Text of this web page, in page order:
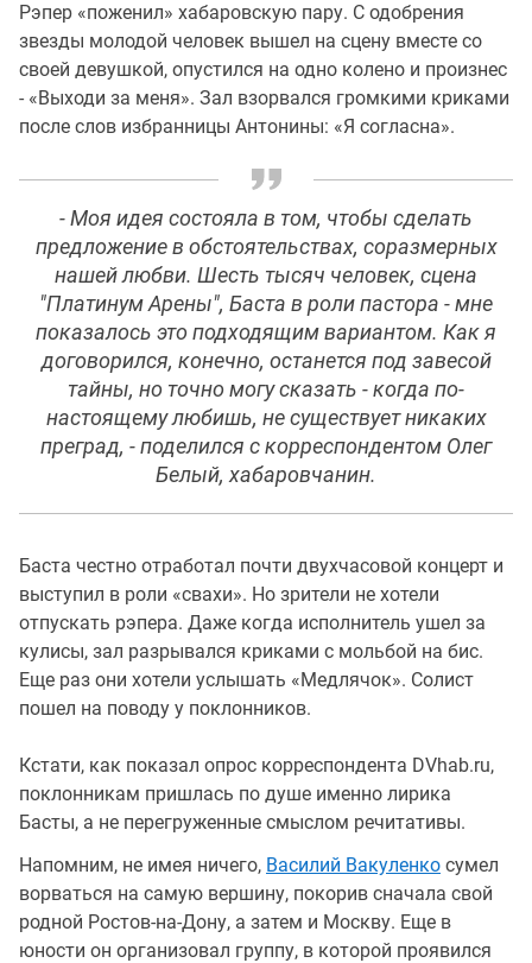
Рэпер «поженил» хабаровскую пару. С одобрения
звезды молодой человек вышел на сцену вместе со
своей девушкой, опустился на одно колено и произнес
- «Выходи за меня». Зал взорвался громкими криками
после слов избранницы Антонины: «Я согласна».
- Моя идея состояла в том, чтобы сделать
предложение в обстоятельствах, соразмерных
нашей любви. Шесть тысяч человек, сцена
"Платинум Арены", Баста в роли пастора - мне
показалось это подходящим вариантом. Как я
договорился, конечно, останется под завесой
тайны, но точно могу сказать - когда по-
настоящему любишь, не существует никаких
преград, - поделился с корреспондентом Олег
Белый, хабаровчанин.
Баста честно отработал почти двухчасовой концерт и
выступил в роли «свахи». Но зрители не хотели
отпускать рэпера. Даже когда исполнитель ушел за
кулисы, зал разрывался криками с мольбой на бис.
Еще раз они хотели услышать «Медлячок». Солист
пошел на поводу у поклонников.
Кстати, как показал опрос корреспондента DVhab.ru,
поклонникам пришлась по душе именно лирика
Басты, а не перегруженные смыслом речитативы.
Напомним, не имея ничего, Василий Вакуленко сумел
ворваться на самую вершину, покорив сначала свой
родной Ростов-на-Дону, а затем и Москву. Еще в
юности он организовал группу, в которой проявился